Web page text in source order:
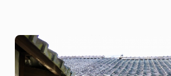
違
っ